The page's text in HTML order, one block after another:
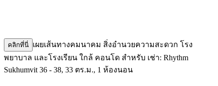
คลิกที่นี่ เผยเส้นทางคมนาคม สิ่งอำนวยความสะดวก โรง
พยาบาล และโรงเรียน ใกล้ คอนโด สำหรับ เช่า: Rhythm
Sukhumvit 36 - 38, 33 ตร.ม., 1 ห้องนอน